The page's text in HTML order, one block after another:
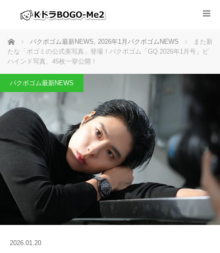
ホーム パクボゴム最新NEWS, 2026年1月パクボゴムNEWS
また新
たな「ボゴミの公式美写真」登場！パクボゴム「GQ 2026年1月号」ビ
ハインド写真、45枚一挙公開！
パクボゴム最新NEWS
2026.01.20